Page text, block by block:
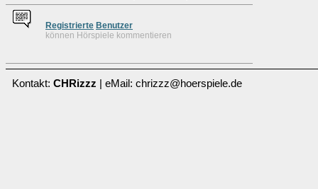
Registrierte Benutzer
können Hörspiele kommentieren
Kontakt: CHRizzz | eMail: chrizzz@hoerspiele.de